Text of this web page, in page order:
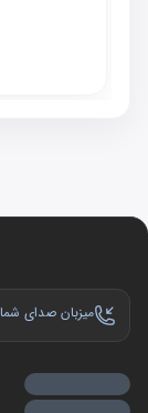
میزبان صدای